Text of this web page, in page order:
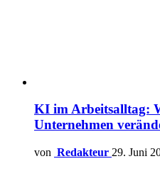
KI im Arbeitsalltag:
Unternehmen
von Redakteur 29. Juni